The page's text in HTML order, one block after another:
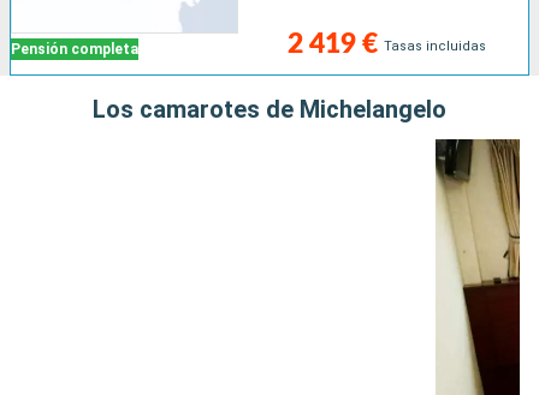
Pensión completa 2 419 € Tasas incluidas
Los camarotes de Michelangelo